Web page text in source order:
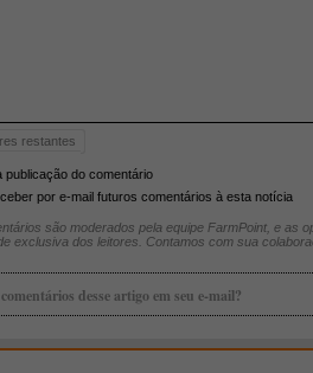
restantes
publicação do comentário
por e-mail futuros comentários à esta notícia
são moderados pela equipe FarmPoint, e as
exclusiva dos leitores. Contamos com sua
desse artigo em seu e-mail?